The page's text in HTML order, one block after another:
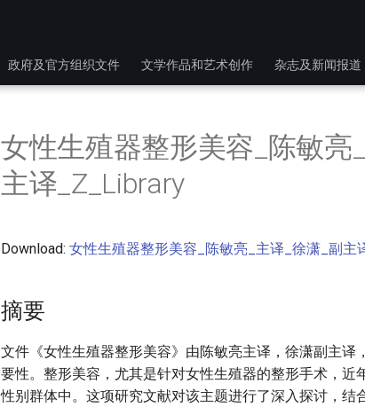
政府及官方组织文件 文学作品和艺术创作 杂志及新闻报道
女性生殖器整形美容_陈敏亮
主译_Z_Library
Download: 女性生殖器整形美容_陈敏亮_主译_徐潇_副主
摘要
文件《女性生殖器整形美容》由陈敏亮主译，徐潇副主译
要性。整形美容，尤其是针对女性生殖器的整形手术，近
性别群体中。这项研究文献对该主题进行了深入探讨，结